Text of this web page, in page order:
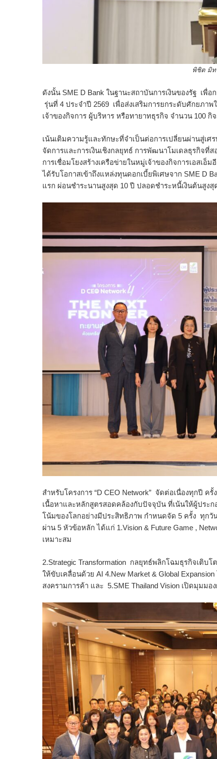
พิชิต มิทราว
ดังนั้น SME D Bank ในฐานะสถาบันการเงินของรัฐ เพื่อ
รุ่นที่ 4 ประจำปี 2569 เพื่อส่งเสริมการยกระดับศักยภาพ
เจ้าของกิจการ ผู้บริหาร หรือทายาทธุรกิจ จำนวน 100 กิ
เน้นเติมความรู้และทักษะที่จำเป็นต่อการเปลี่ยนผ่านสู่เศ
จัดการและการเงินเชิงกลยุทธ์ การพัฒนาโมเดลธุรกิจที่ส
การเชื่อมโยงสร้างเครือข่ายในหมู่เจ้าของกิจการเอสเอ็ม
ได้รับโอกาสเข้าถึงแหล่งทุนดอกเบี้ยพิเศษจาก SME D
แรก ผ่อนชำระนานสูงสุด 10 ปี ปลอดชำระหนี้เงินต้นสูงสุ
สำหรับโครงการ “D CEO Network” จัดต่อเนื่องทุกปี
เนื้อหาและหลักสูตรสอดคล้องกับปัจจุบัน ที่เน้นให้ผู้ประก
โน้มของโลกอย่างมีประสิทธิภาพ กำหนดจัด 5 ครั้ง ทุกวั
ผ่าน 5 หัวข้อหลัก ได้แก่ 1.Vision & Future Game ,
เหมาะสม
2.Strategic Transformation กลยุทธ์พลิกโฉมธุรกิจเติบโ
ให้ขับเคลื่อนด้วย AI 4.New Market & Global
สงครามการค้า และ 5.SME Thailand Vision เปิดมุมมอ